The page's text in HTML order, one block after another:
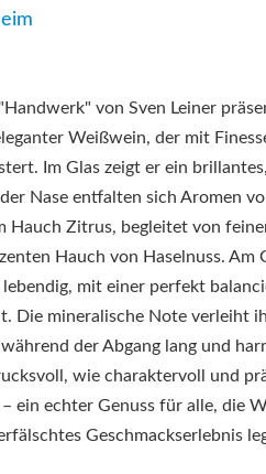
von Sven Leiner
Weißwein, der mit
Im Glas zeigt er ein
Nase entfalten sich Aromen
Hauch Zitrus, begleitet von
Hauch von Haselnuss. Am
mit einer perfekt
Die mineralische Note verleiht
der Abgang lang und
wie charaktervoll und
ein echter Genuss für alle, die
Geschmackserlebnis